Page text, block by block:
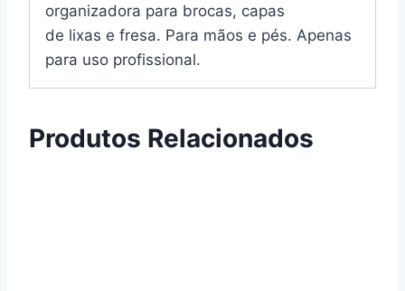
organizadora para brocas, capas
de lixas e fresa. Para mãos e pés. Apenas
para uso profissional.
Produtos Relacionados